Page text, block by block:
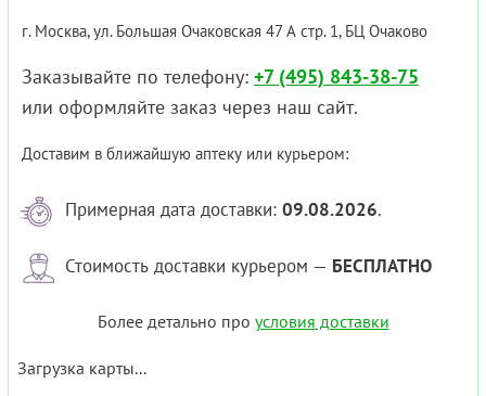
г. Москва, ул. Большая Очаковская 47 А стр. 1, БЦ Очаково
Заказывайте по телефону: +7 (495) 843-38-75
или оформляйте заказ через наш сайт.
Доставим в ближайшую аптеку или курьером:
Примерная дата доставки: 09.08.2026.
Стоимость доставки курьером — БЕСПЛАТНО
Более детально про условия доставки
Загрузка карты...